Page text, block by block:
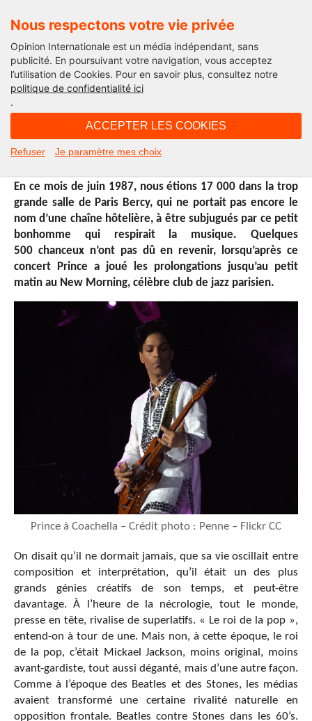
Nous respectons votre vie privée
Opinion Internationale est un média indépendant, sans
publicité. En poursuivant votre navigation, vous acceptez
l’utilisation de Cookies. Pour en savoir plus, consultez notre
politique de confidentialité ici
.
ACCEPTER LES COOKIES
Refuser Je paramètre mes choix
International
Prince, ce petit géant
En ce mois de juin 1987, nous étions 17 000 dans la trop
grande salle de Paris Bercy, qui ne portait pas encore le
nom d’une chaîne hôtelière, à être subjugués par ce petit
bonhomme qui respirait la musique. Quelques
500 chanceux n’ont pas dû en revenir, lorsqu’après ce
concert Prince a joué les prolongations jusqu’au petit
matin au New Morning, célèbre club de jazz parisien.
Prince à Coachella – Crédit photo : Penne – Flickr CC
On disait qu’il ne dormait jamais, que sa vie oscillait entre
composition et interprétation, qu’il était un des plus
grands génies créatifs de son temps, et peut-être
davantage. À l’heure de la nécrologie, tout le monde,
presse en tête, rivalise de superlatifs. « Le roi de la pop »,
entend-on à tour de une. Mais non, à cette époque, le roi
de la pop, c’était Mickael Jackson, moins original, moins
avant-gardiste, tout aussi déganté, mais d’une autre façon.
Comme à l’époque des Beatles et des Stones, les médias
avaient transformé une certaine rivalité naturelle en
opposition frontale. Beatles contre Stones dans les 60’s.